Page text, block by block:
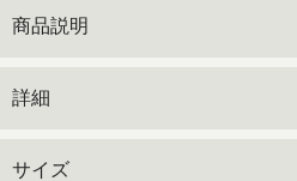
商品説明
詳細
サイズ